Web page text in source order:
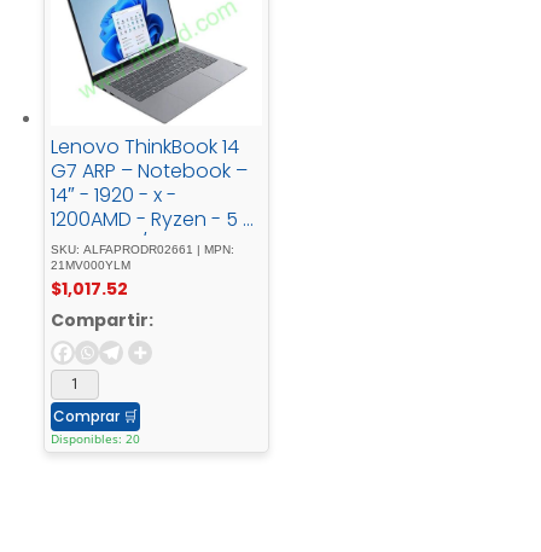
Lenovo ThinkBook 14
G7 ARP – Notebook –
14″ - 1920 - x -
1200AMD - Ryzen - 5 -
7535HS - / - 3.3 -
GHz16 - GBDDR5 -
SDRAM512 - GB -
SSDAMD - Radeon -
660MWindows - 11 -
Pro - 64-bit - Edition
SKU: ALFAPRODR02661 | MPN:
21MV000YLM
$1,017.52
Compartir:
Comprar 🛒
Disponibles: 20